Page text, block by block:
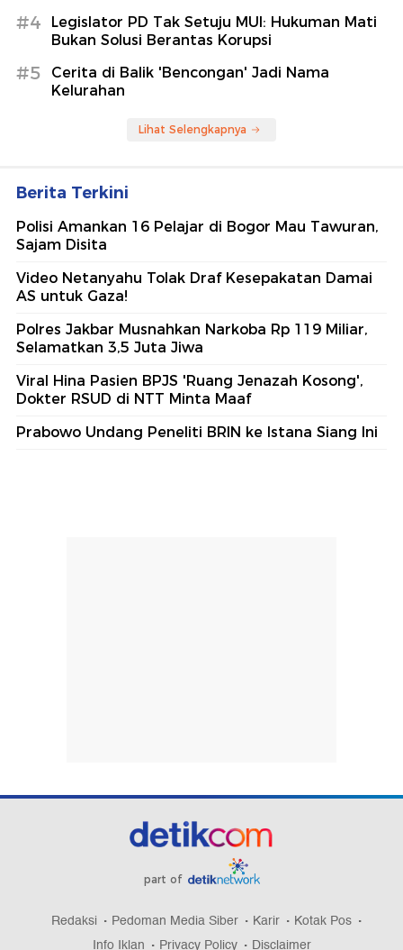
#4
Legislator PD Tak Setuju MUI: Hukuman Mati
Bukan Solusi Berantas Korupsi
#5
Cerita di Balik 'Bencongan' Jadi Nama
Kelurahan
Lihat Selengkapnya
Berita Terkini
Polisi Amankan 16 Pelajar di Bogor Mau Tawuran,
Sajam Disita
Video Netanyahu Tolak Draf Kesepakatan Damai
AS untuk Gaza!
Polres Jakbar Musnahkan Narkoba Rp 119 Miliar,
Selamatkan 3,5 Juta Jiwa
Viral Hina Pasien BPJS 'Ruang Jenazah Kosong',
Dokter RSUD di NTT Minta Maaf
Prabowo Undang Peneliti BRIN ke Istana Siang Ini
part of
Redaksi Pedoman Media Siber Karir
Kotak Pos
Info Iklan
Privacy Policy Disclaimer